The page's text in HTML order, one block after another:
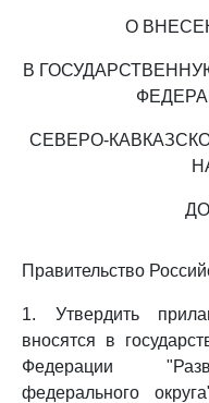
О
В
СЕВЕРО-
Правительство
1. Утвердить
вносятся в
Федерации
федерального